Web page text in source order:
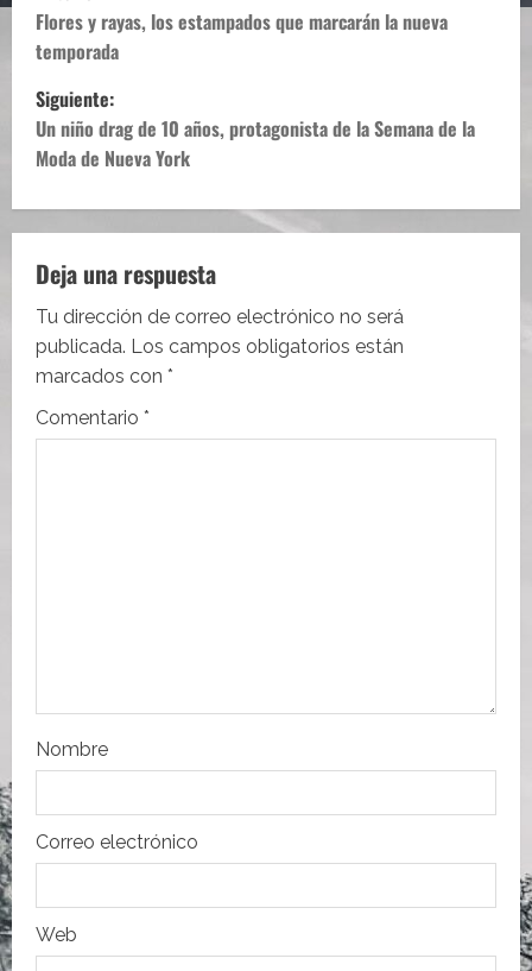
a
v
e
g
a
c
i
ó
n
r
a
d
a
s
Flores y rayas, los estampados que marcarán la nueva
temporada
Siguiente:
Un niño drag de 10 años, protagonista de la Semana de la
Moda de Nueva York
Deja una respuesta
Tu dirección de correo electrónico no será
publicada. Los campos obligatorios están
marcados con *
Comentario *
Nombre
Correo electrónico
Web